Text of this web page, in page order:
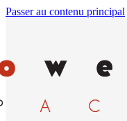
Passer au contenu principal